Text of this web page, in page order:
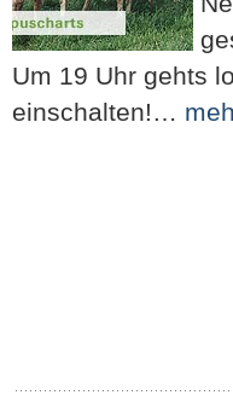
Um 19 Uhr gehts
einschalten!…